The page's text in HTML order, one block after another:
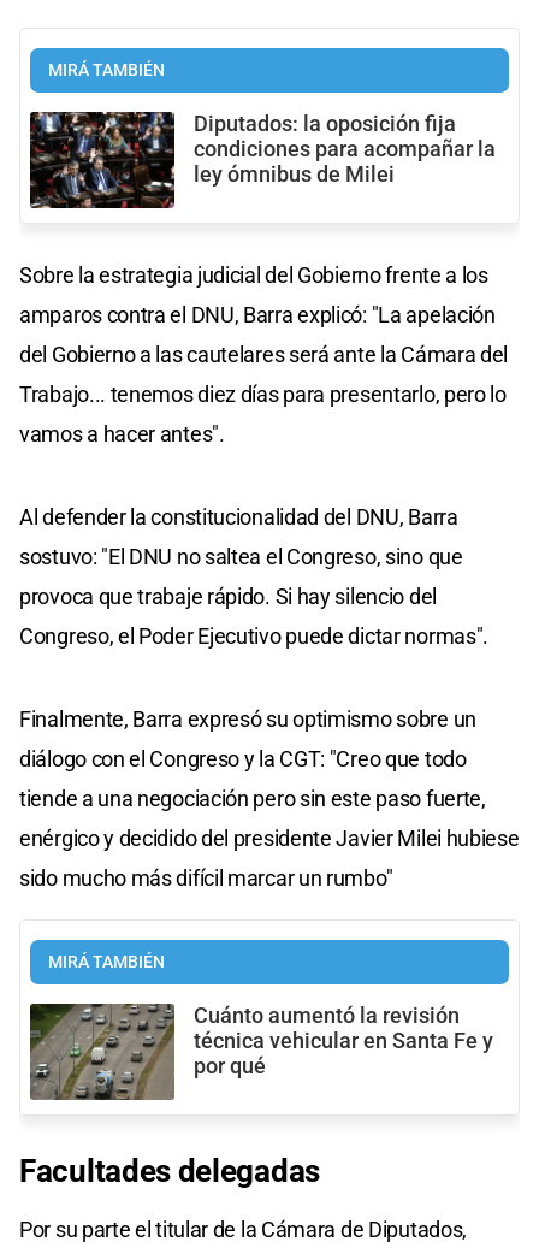
MIRÁ TAMBIÉN
Diputados: la oposición fija
condiciones para acompañar la
ley ómnibus de Milei
Sobre la estrategia judicial del Gobierno frente a los
amparos contra el DNU, Barra explicó: "La apelación
del Gobierno a las cautelares será ante la Cámara del
Trabajo... tenemos diez días para presentarlo, pero lo
vamos a hacer antes".
Al defender la constitucionalidad del DNU, Barra
sostuvo: "El DNU no saltea el Congreso, sino que
provoca que trabaje rápido. Si hay silencio del
Congreso, el Poder Ejecutivo puede dictar normas".
Finalmente, Barra expresó su optimismo sobre un
diálogo con el Congreso y la CGT: "Creo que todo
tiende a una negociación pero sin este paso fuerte,
enérgico y decidido del presidente Javier Milei hubiese
sido mucho más difícil marcar un rumbo"
MIRÁ TAMBIÉN
Cuánto aumentó la revisión
técnica vehicular en Santa Fe y
por qué
Facultades delegadas
Por su parte el titular de la Cámara de Diputados,